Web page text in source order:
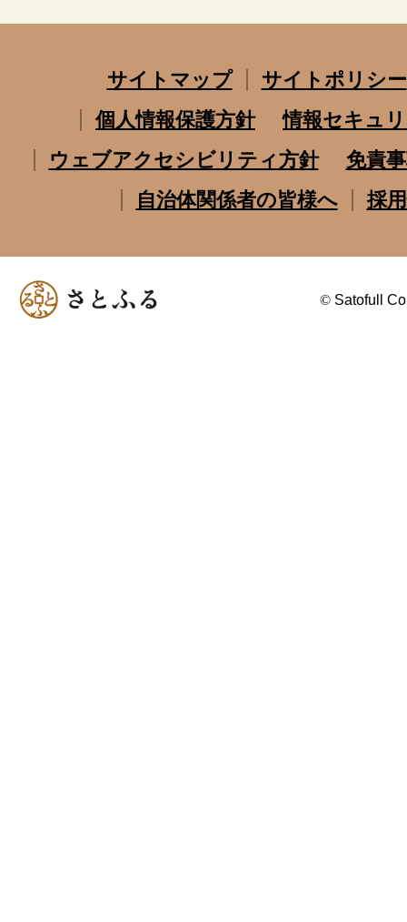
サイトマップ
サイトポリシー
個人情報保護方針
情報セキュ
ウェブアクセシビリティ方針
免責
自治体関係者の皆様へ
採
© Satofull